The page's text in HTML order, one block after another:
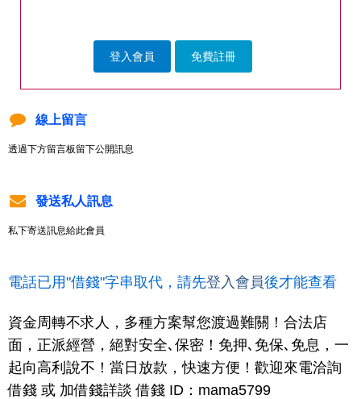
登入會員 免費註冊
線上留言
透過下方留言板留下公開訊息
發送私人訊息
私下寄送訊息給此會員
電話已用"借錢"字串取代，請先登入會員後才能查看
資金周轉不求人，多種方案幫您渡過難關！合法店
面，正派經營，絕對安全､保密！免押､免保､免息，一
起向高利說不！當日放款，快速方便！歡迎來電洽詢
借錢 或 加借錢詳談 借錢 ID：mama5799